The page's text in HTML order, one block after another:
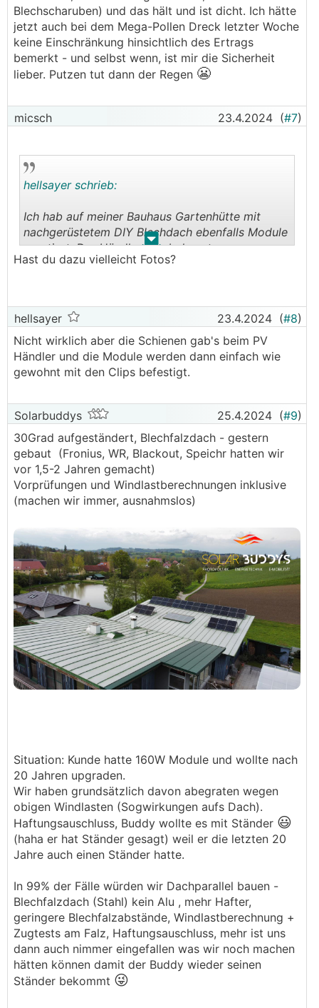
Blechscharuben) und das hält und ist dicht. Ich hätte
jetzt auch bei dem Mega-Pollen Dreck letzter Woche
keine Einschränkung hinsichtlich des Ertrags
bemerkt - und selbst wenn, ist mir die Sicherheit
lieber. Putzen tut dann der Regen 😬
micsch 23.4.2024 (#7)
. .
hellsayer schrieb:
Ich hab auf meiner Bauhaus Gartenhütte mit
nachgerüstetem DIY Blechdach ebenfalls Module
montiert. Der Händler (ein bekannter aus
Mödling...) meinte dazu, dass es hinsichtlich der
Montagen auf Gartenhütten, Blechhütten etc
genau aus dem Grund, dass die Dächer bzw.
ganze Hütten abheben bei Aufständerungen. Ich
hab meine daher mit Schienen bombenfest
verschraubt (Schienen in Laufrichtung des
Blechscharuben) und das hält und ist dicht. Ich
hätte jetzt auch bei dem Mega-Pollen Dreck
letzter Woche keine Einschränkung hinsichtlich
des Ertrags bemerkt - und selbst wenn, ist mir
die Sicherheit lieber. Putzen tut dann der Regen
😬
Hast du dazu vielleicht Fotos?
hellsayer 23.4.2024 (#8)
Nicht wirklich aber die Schienen gab's beim PV
Händler und die Module werden dann einfach wie
gewohnt mit den Clips befestigt.
Solarbuddys 25.4.2024 (#9)
30Grad aufgeständert, Blechfalzdach - gestern
gebaut (Fronius, WR, Blackout, Speichr hatten wir
vor 1,5-2 Jahren gemacht)
Vorprüfungen und Windlastberechnungen inklusive
(machen wir immer, ausnahmslos)
Situation: Kunde hatte 160W Module und wollte nach
20 Jahren upgraden.
Wir haben grundsätzlich davon abegraten wegen
obigen Windlasten (Sogwirkungen aufs Dach).
Haftungsauschluss, Buddy wollte es mit Ständer 😃
(haha er hat Ständer gesagt) weil er die letzten 20
Jahre auch einen Ständer hatte.
In 99% der Fälle würden wir Dachparallel bauen -
Blechfalzdach (Stahl) kein Alu , mehr Hafter,
geringere Blechfalzabstände, Windlastberechnung +
Zugtests am Falz, Haftungsauschluss, mehr ist uns
dann auch nimmer eingefallen was wir noch machen
hätten können damit der Buddy wieder seinen
Ständer bekommt 😜